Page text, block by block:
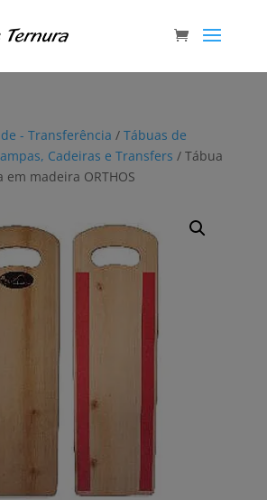
- Transferência / Tábuas de
Cadeiras e Transfers / Tábua
madeira ORTHOS